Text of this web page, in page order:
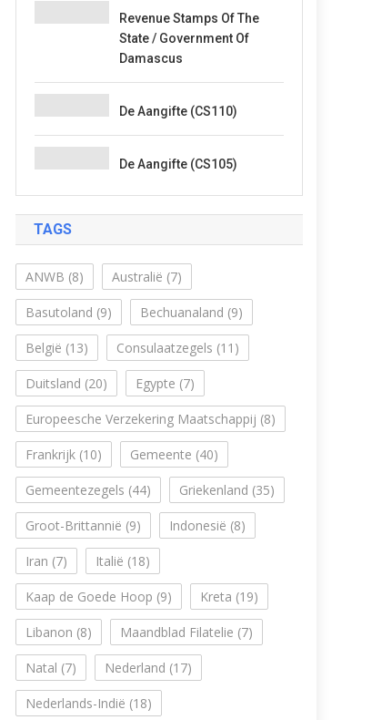
Revenue Stamps Of The
State / Government Of
Damascus
De Aangifte (CS110)
De Aangifte (CS105)
TAGS
ANWB (8) Australië (7)
Basutoland (9) Bechuanaland (9)
België (13) Consulaatzegels (11)
Duitsland (20) Egypte (7)
Europeesche Verzekering Maatschappij (8)
Frankrijk (10) Gemeente (40)
Gemeentezegels (44) Griekenland (35)
Groot-Brittannië (9) Indonesië (8)
Iran (7) Italië (18)
Kaap de Goede Hoop (9) Kreta (19)
Libanon (8) Maandblad Filatelie (7)
Natal (7) Nederland (17)
Nederlands-Indië (18)